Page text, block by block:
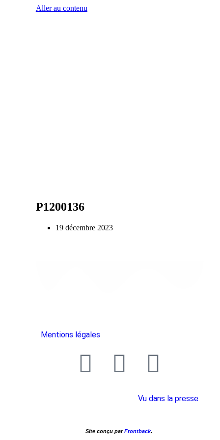
Aller au contenu
P1200136
19 décembre 2023
Mentions légales
Vu dans la presse
Site conçu parFrontback.